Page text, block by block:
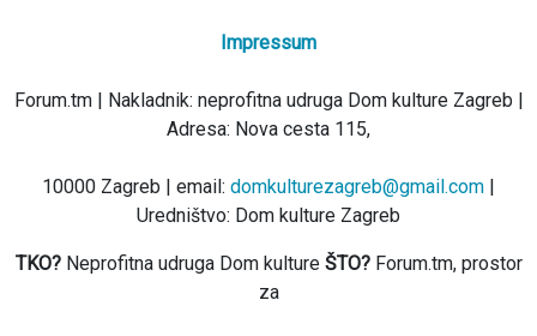
Impressum
Forum.tm | Nakladnik: neprofitna udruga Dom kulture Zagreb |
Adresa: Nova cesta 115,
10000 Zagreb | email: domkulturezagreb@gmail.com |
Uredništvo: Dom kulture Zagreb
TKO?Neprofitna udruga Dom kulture ŠTO?Forum.tm, prostor
za